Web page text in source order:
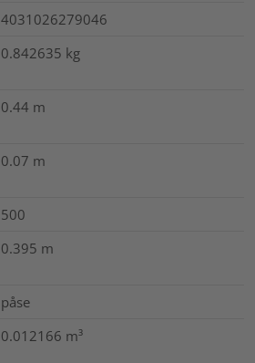
4031026279046
0.842635 kg
0.44 m
0.07 m
500
0.395 m
påse
0.012166 m³